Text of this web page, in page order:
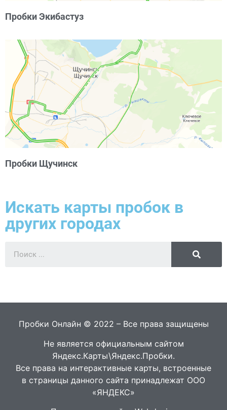
Пробки Экибастуз
Пробки Щучинск
Искать карты пробок в
других городах
Пробки Онлайн © 2022 – Все права защищены
Не является официальным сайтом
Яндекс.Карты\Яндекс.Пробки.
Все права на интерактивные карты, встроенные
в страницы данного сайта принадлежат ООО
«ЯНДЕКС»